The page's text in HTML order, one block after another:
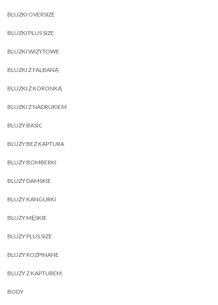
BLUZKI OVERSIZE
BLUZKI PLUS SIZE
BLUZKI WIZYTOWE
BLUZKI Z FALBANĄ
BLUZKI Z KORONKĄ
BLUZKI Z NADRUKIEM
BLUZY BASIC
BLUZY BEZ KAPTURA
BLUZY BOMBERKI
BLUZY DAMSKIE
BLUZY KANGURKI
BLUZY MĘSKIE
BLUZY PLUS SIZE
BLUZY ROZPINANE
BLUZY Z KAPTUREM
BODY